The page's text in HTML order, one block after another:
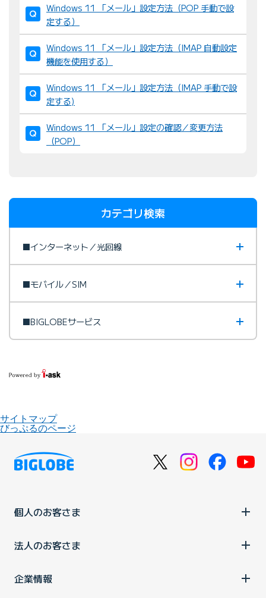
び
替
え
：
Windows 11 「メール」設定方法（POP 手動で設
定する）
Windows 11 「メール」設定方法（IMAP 自動設定
機能を使用する）
Windows 11 「メール」設定方法（IMAP 手動で設
定する)
Windows 11 「メール」設定の確認／変更方法
（POP）
カテゴリ検索
■インターネット／光回線
■モバイル／SIM
■BIGLOBEサービス
サイトマップ
びっぷるのページ
個人のお客さま
法人のお客さま
企業情報